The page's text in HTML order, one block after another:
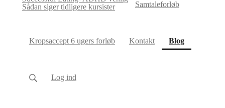
Sådan siger tidligere kursister
Samtaleforløb
Kropsaccept 6 ugers forløb Kontakt Blog(current)
Log ind